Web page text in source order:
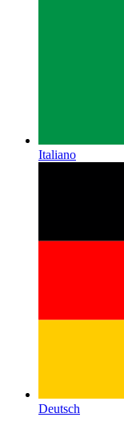
Italiano
Deutsch